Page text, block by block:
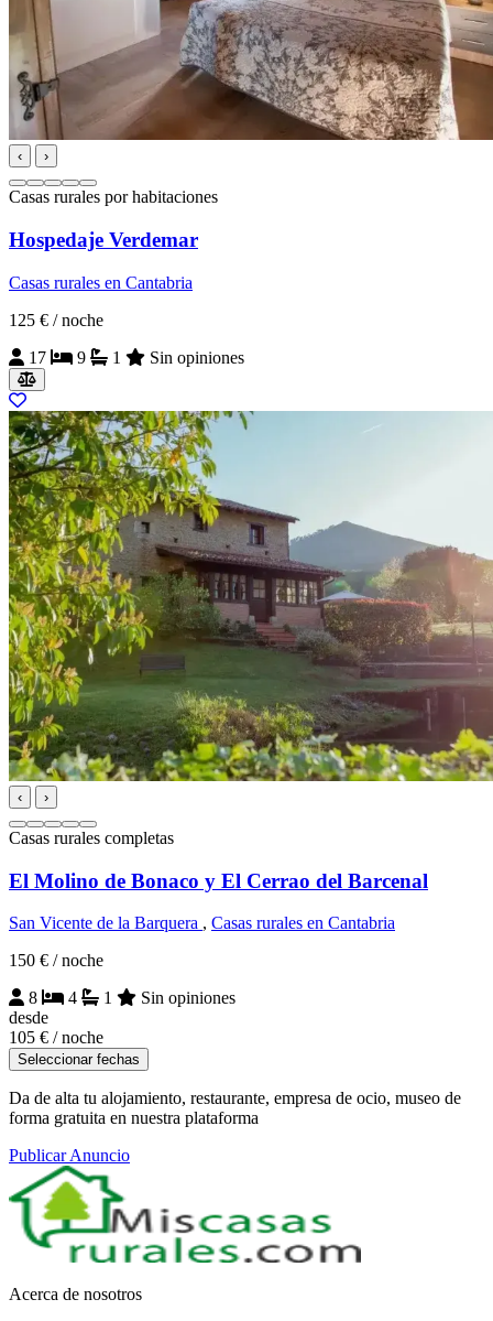
‹ ›
Casas rurales por habitaciones
Hospedaje Verdemar
Casas rurales en Cantabria
125 € / noche
17
9 1 Sin opiniones
‹ ›
Casas rurales completas
El Molino de Bonaco y El Cerrao del Barcenal
San Vicente de la Barquera , Casas rurales en Cantabria
150 € / noche
8
4 1
Sin opiniones
desde
105 € / noche
Seleccionar fechas
Da de alta tu alojamiento, restaurante, empresa de ocio, museo de
forma gratuita en nuestra plataforma
Publicar Anuncio
Acerca de nosotros